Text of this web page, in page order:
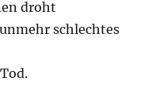
droht
schlechtes